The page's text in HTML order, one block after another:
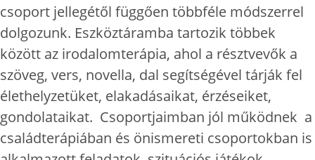
csoport jellegétől függően többféle módszerrel
dolgozunk. Eszköztáramba tartozik többek
között az irodalomterápia, ahol a résztvevők a
szöveg, vers, novella, dal segítségével tárják fel
élethelyzetüket, elakadásaikat, érzéseiket,
gondolataikat. Csoportjaimban jól működnek a
családterápiában és önismereti csoportokban is